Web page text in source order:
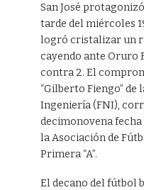
San José
tarde del miércoles
logró cristalizar un
cayendo ante Oruro
contra 2. El
“Gilberto Fiengo” de
Ingeniería (FNI),
decimonovena
la Asociación de
Primera “A”.
El decano del fútbol